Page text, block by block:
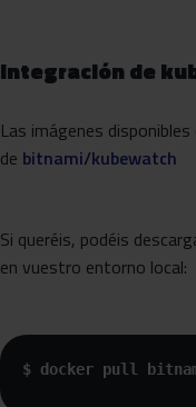
Integración de
Las imágenes
de bitnami/kubewatch
Si queréis, podéis
en vuestro entorno local:
$ docker pull